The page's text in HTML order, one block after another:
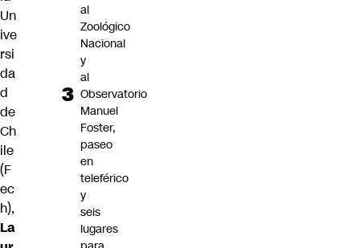
Un
ive
rsi
da
d
de
Ch
ile
(F
ec
h),
La
al
Zoológico
Nacional
y
al
Observatorio
Manuel
Foster,
paseo
en
teleférico
y
seis
lugares